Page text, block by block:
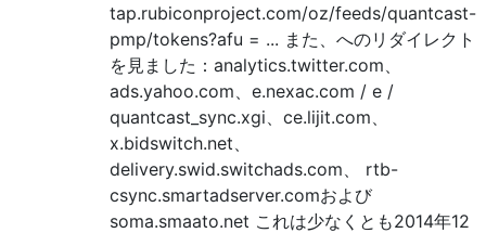
tap.rubiconproject.com/oz/feeds/quantcast-
pmp/tokens?afu = ... また、へのリダイレクト
を見ました：analytics.twitter.com、
ads.yahoo.com、e.nexac.com / e /
quantcast_sync.xgi、ce.lijit.com、
x.bidswitch.net、
delivery.swid.switchads.com、 rtb-
csync.smartadserver.comおよび
soma.smaato.net これは少なくとも2014年12